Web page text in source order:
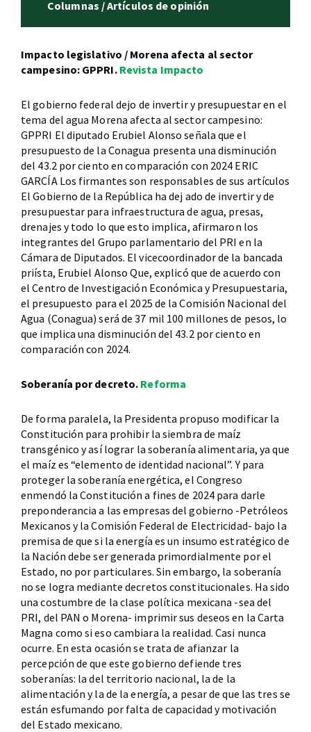
Columnas / Artículos de opinión
Impacto legislativo / Morena afecta al sector
campesino: GPPRI. Revista Impacto
El gobierno federal dejo de invertir y presupuestar en el
tema del agua Morena afecta al sector campesino:
GPPRI El diputado Erubiel Alonso señala que el
presupuesto de la Conagua presenta una disminución
del 43.2 por ciento en comparación con 2024 ERIC
GARCÍA Los firmantes son responsables de sus artículos
El Gobierno de la República ha dej ado de invertir y de
presupuestar para infraestructura de agua, presas,
drenajes y todo lo que esto implica, afirmaron los
integrantes del Grupo parlamentario del PRI en la
Cámara de Diputados. El vicecoordinador de la bancada
priísta, Erubiel Alonso Que, explicó que de acuerdo con
el Centro de Investigación Económica y Presupuestaria,
el presupuesto para el 2025 de la Comisión Nacional del
Agua (Conagua) será de 37 mil 100 millones de pesos, lo
que implica una disminución del 43.2 por ciento en
comparación con 2024.
Soberanía por decreto. Reforma
De forma paralela, la Presidenta propuso modificar la
Constitución para prohibir la siembra de maíz
transgénico y así lograr la soberanía alimentaria, ya que
el maíz es “elemento de identidad nacional”. Y para
proteger la soberanía energética, el Congreso
enmendó la Constitución a fines de 2024 para darle
preponderancia a las empresas del gobierno -Petróleos
Mexicanos y la Comisión Federal de Electricidad- bajo la
premisa de que si la energía es un insumo estratégico de
la Nación debe ser generada primordialmente por el
Estado, no por particulares. Sin embargo, la soberanía
no se logra mediante decretos constitucionales. Ha sido
una costumbre de la clase política mexicana -sea del
PRI, del PAN o Morena- imprimir sus deseos en la Carta
Magna como si eso cambiara la realidad. Casi nunca
ocurre. En esta ocasión se trata de afianzar la
percepción de que este gobierno defiende tres
soberanías: la del territorio nacional, la de la
alimentación y la de la energía, a pesar de que las tres se
están esfumando por falta de capacidad y motivación
del Estado mexicano.